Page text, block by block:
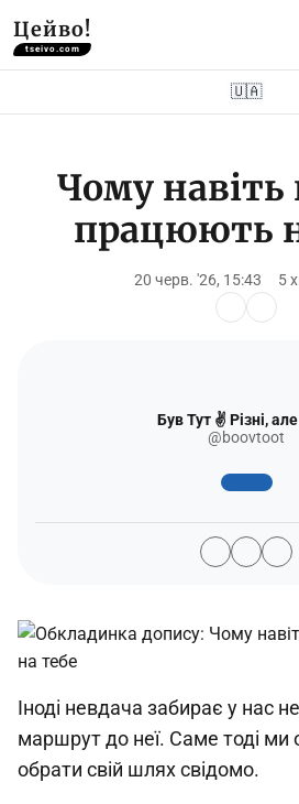
Цейво!
tseivo.com
🇺🇦
Чому навіть
працюють
20 черв. '26, 15:43 5
Був Тут ✌️ Різні, але
@boovtoot
Іноді невдача забирає у нас
маршрут до неї. Саме тоді
обрати свій шлях свідомо.